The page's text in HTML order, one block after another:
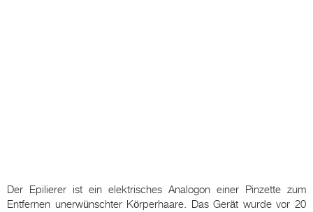
Der Epilierer ist ein elektrisches Analogon einer Pinzette zum
Entfernen unerwünschter Körperhaare. Das Gerät wurde vor 20